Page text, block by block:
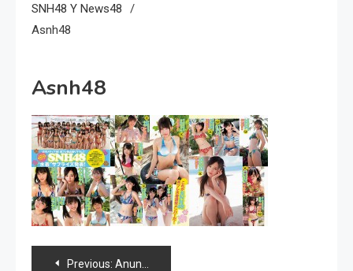
SNH48 Y News48
Asnh48
Asnh48
Navegación
Previous: Anuncian ubicación de teatro de NGT48, MV de SNH48 y news48